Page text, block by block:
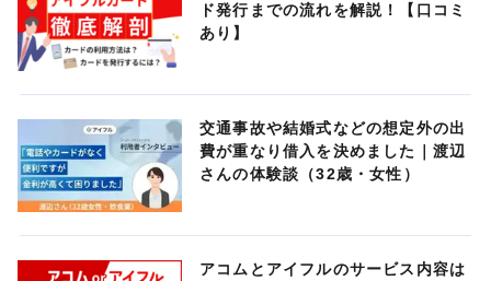
ド発行までの流れを解説！【口コミ
あり】
交通事故や結婚式などの想定外の出
費が重なり借入を決めました｜渡辺
さんの体験談（32歳・女性）
アコムとアイフルのサービス内容は